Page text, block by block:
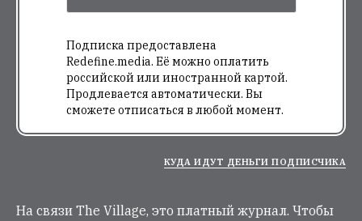
Подписка предоставлена
Redefine.media. Её можно оплатить
российской или иностранной картой.
Продлевается автоматически. Вы
сможете отписаться в любой момент.
КУДА ИДУТ ДЕНЬГИ ПОДПИСЧИКА
На связи The Village, это платный журнал. Чтобы